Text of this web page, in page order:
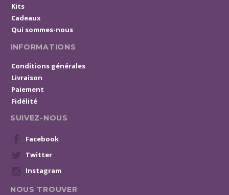
Kits
Cadeaux
Qui sommes-nous
INFORMATIONS
Conditions générales
Livraison
Paiement
Fidélité
SUIVEZ-NOUS
Facebook
Twitter
Instagram
NOUS TROUVER